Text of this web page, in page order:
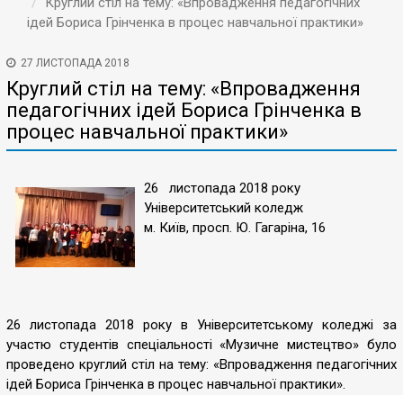
ідей Бориса Грінченка в процес навчальної практики»
27 ЛИСТОПАДА 2018
Круглий стіл на тему: «Впровадження
педагогічних ідей Бориса Грінченка в
процес навчальної практики»
26 листопада 2018 року
Університетський коледж
м. Київ, просп. Ю. Гагаріна, 16
26 листопада 2018 року в Університетському коледжі за
участю студентів спеціальності «Музичне мистецтво» було
проведено круглий стіл на тему: «Впровадження педагогічних
ідей Бориса Грінченка в процес навчальної практики».